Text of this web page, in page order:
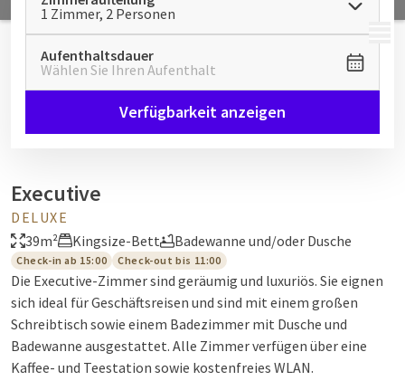
MENÜ
1 Zimmer, 2 Personen
Aufenthaltsdauer
Wählen Sie Ihren Aufenthalt
Verfügbarkeit anzeigen
Executive
DELUXE
39m²
Kingsize-Bett Badewanne und/oder Dusche
Check-in ab 15:00 Check-out bis 11:00
Die Executive-Zimmer sind geräumig und luxuriös. Sie eignen
sich ideal für Geschäftsreisen und sind mit einem großen
Schreibtisch sowie einem Badezimmer mit Dusche und
Badewanne ausgestattet. Alle Zimmer verfügen über eine
Kaffee- und Teestation sowie kostenfreies WLAN.